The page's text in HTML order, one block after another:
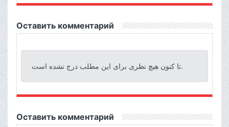
Оставить комментарий
تا کنون هیچ نظری برای این مطلب درج نشده است.
Оставить комментарий